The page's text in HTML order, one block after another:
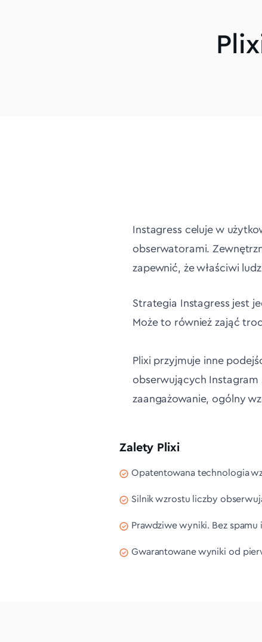
Instagress celuje w
obserwatorami.
zapewnić, że właściwi
Strategia Instagress jest
Może to również zająć
Plixi przyjmuje inne
obserwujących Instagram
zaangażowanie, ogólny
Zalety Plixi
Opatentowana technologia
Silnik wzrostu liczby
Prawdziwe wyniki. Bez spamu
Gwarantowane wyniki od